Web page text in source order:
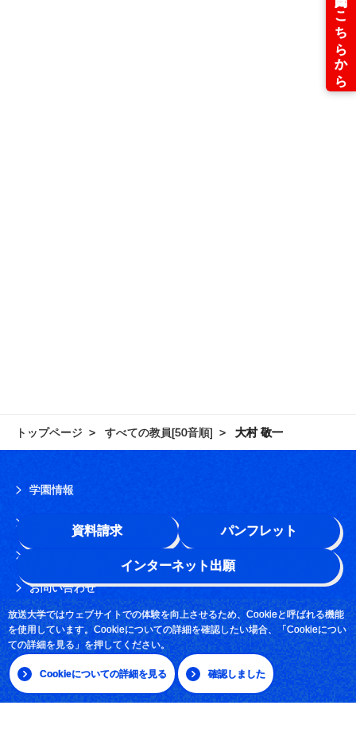
放送大学ではウェブサイトでの体験を向上させるため、Cookieと呼ばれる機能
を使用しています。Cookieについての詳細を確認したい場合、「Cookieについ
ての詳細を見る」を押してください。
Cookieについての詳細を見る 確認しました
資料請求 パンフレット
インターネット出願
トップページ すべての教員[50音順] 大村 敬一
学園情報
このサイトについて
お問い合わせ
採用情報
サイトマップ